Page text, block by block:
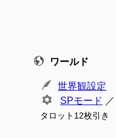
ワールド
世界観設定
SPモード ／
タロット12枚引き